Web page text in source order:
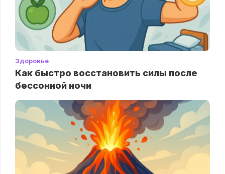
Здоровье
Как быстро восстановить силы после
бессонной ночи